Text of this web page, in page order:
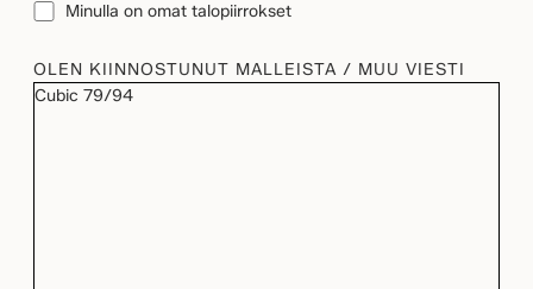
Minulla on omat talopiirrokset
OLEN KIINNOSTUNUT MALLEISTA / MUU VIESTI